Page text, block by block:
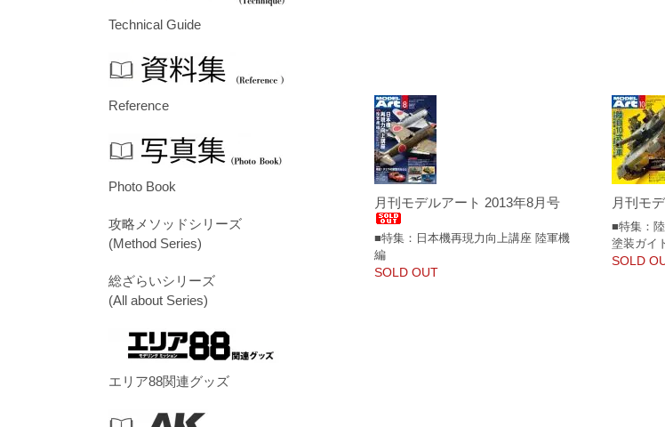
月刊モデルアート 2013年8月号
■特集：日本機再現力向上講座 陸軍機
編
SOLD OUT
月刊モ
■特集：
塗装ガイ
SOLD
Technical Guide
Reference
Photo Book
攻略メソッドシリーズ
(Method Series)
総ざらいシリーズ
(All about Series)
エリア88関連グッズ